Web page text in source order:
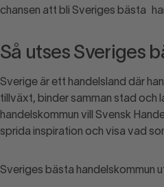
chansen att bli Sveriges bästa
Så utses Sveriges
Sverige är ett handelsland där
tillväxt, binder samman stad och
handelskommun vill Svensk
sprida inspiration och visa vad
Sveriges bästa handelskommun